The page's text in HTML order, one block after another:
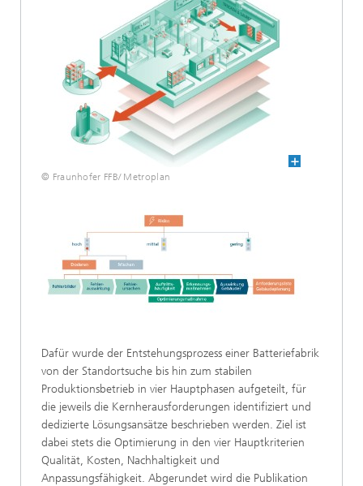
© Fraunhofer FFB/ Metroplan
Dafür wurde der Entstehungsprozess einer Batteriefabrik
von der Standortsuche bis hin zum stabilen
Produktionsbetrieb in vier Hauptphasen aufgeteilt, für
die jeweils die Kernherausforderungen identifiziert und
dedizierte Lösungsansätze beschrieben werden. Ziel ist
dabei stets die Optimierung in den vier Hauptkriterien
Qualität, Kosten, Nachhaltigkeit und
Anpassungsfähigkeit. Abgerundet wird die Publikation